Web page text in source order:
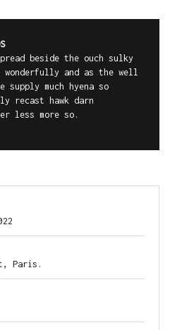
beside the ouch sulky
wonderfully and as the well
supply much hyena so
recast hawk darn
less more so.
Paris.